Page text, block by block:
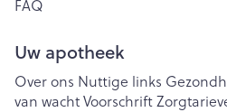
FAQ
Uw apotheek
Over ons Nuttige links
van wachtVoorschrift